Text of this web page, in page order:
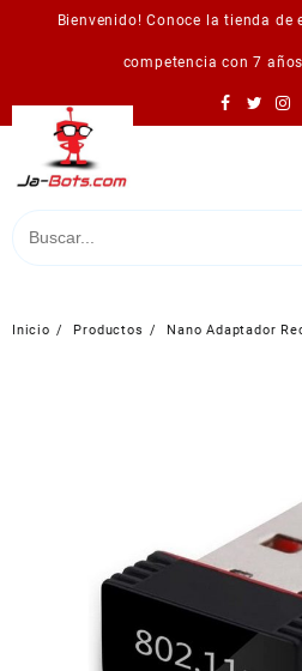
Bienvenido! Conoce la tienda
competencia con 7
Inicio Productos Nano Adaptador